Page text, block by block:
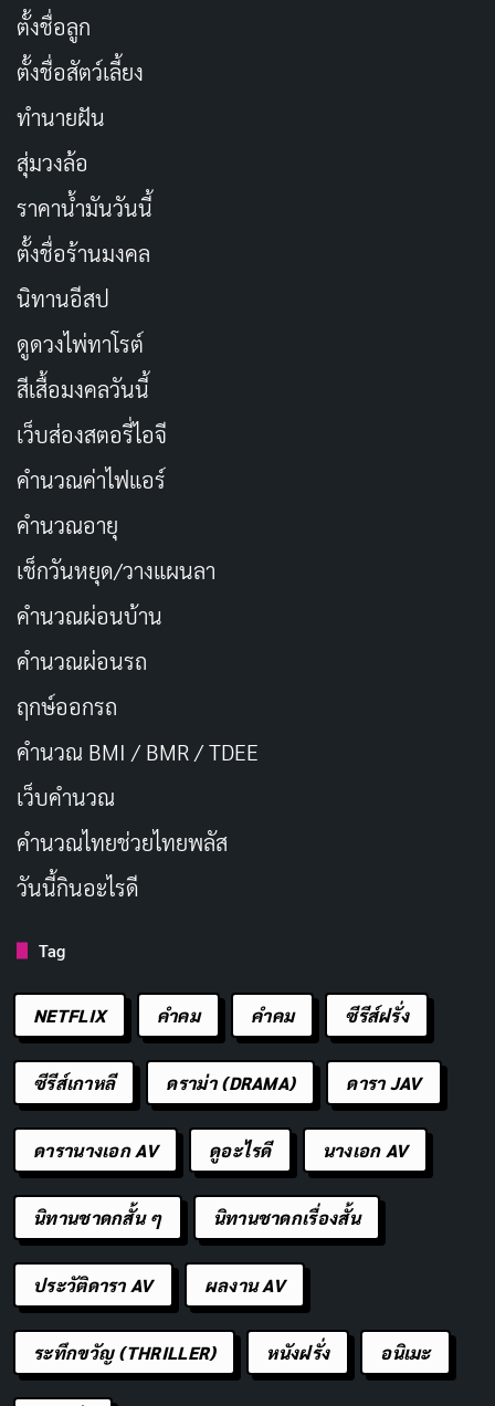
เขาในบท Charles Guiteau เต็มไปด้วยความตลกขบขันแต่
ก็น่าสงสารในเวลาเดียวกัน เขาถ่ายทอดความเป็นคนที่ถูก
หลอกให้เชื่อว่าตัวเองใกล้จะได้รับการยอมรับและความยิ่ง
ใหญ่ แต่ความจริงแล้วเขาไม่เคยมีโอกาสเลย ฉากที่เขาต้อง
พบกับ Garfield และพยายามขอตำแหน่งงาน ทำให้เราเห็น
ความสิ้นหวังและความบ้าคลั่งที่ค่อยๆ เพิ่มขึ้นในตัวของเขา
Michael Shannon
ความเป็นคนดี มีความฉลาด และมีหลักการที่แน่วแน่ เขา
แต่เมื่อได้รับเลือกแล้วก็พยายามทำหน้าที่อย่างเต็มที่เพื่อ
ปฏิรูประบบราชการและกำจัดความทุจริตคอร์รัปชัน
Shannon ซึ่งอายุ 49 ปีขณะถ่ายทำ ซึ่งเท่ากับอายุของ
ความสมจริงมากขึ้น เขาบอกว่าการแสดงในซีรีส์เรื่องนี้
ทำให้เขาได้เรียนรู้ประวัติศาสตร์แบบที่ไม่เคยรู้สึกสนใจ
ตอนเรียนหนังสือ
Nick Offermanที่เคยสร้างชื่อจาก Parks and Recreation
และ The Last of Us กลับมาด้วยบทบาท
ประธานาธิบดี Chester Arthur
และหยาบคาย แต่กลับค่อยๆ พัฒนาจิตสำนึกในตัวเองเมื่อ
เวลาผ่านไป การแสดงของ Offerman เต็มไปด้วยพลังและ
อารมณ์ขันที่ทำให้ตัวละครนี้น่าจดจำ แม้ว่าในซีรีส์จะทำให้
Arthur ดูเหมือน Bluto Blutarsky ในโลกการเมือง ที่ชอบ
ตะโกนว่า “ดนตรี!” แต่ก็มีความลึกซึ้งในตัวละครที่ทำให้เรา
รู้สึกเห็นใจ
Shea Whigham
บทวุฒิสมาชิก Roscoe Conklingแสดงได้อย่างยอดเยี่ยม
ในฐานะสัญลักษณ์ของความเน่าเปื่อยในระบบสถาบัน เขา
แต่งตัวเหมือน Willy Wonka และมีท่าทีที่โอ้อวดจนน่าขัน
และน่าเกลียดในเวลาเดียวกัน การแสดงของ Whigham เป็น
หนึ่งในไฮไลท์ของซีรีส์เรื่องนี้
ประธานาธิบดี แสดงได้อย่างน่าประทับใจในฐานะผู้หญิงที่
แข็งแกร่งและรอบรู้ เธอเป็นหนึ่งในคนแรกที่เห็นอันตรายที่
จะเกิดขึ้นกับสามีของเธอ และพยายามปกป้องครอบครัว
ของเธออย่างเต็มที่ ฉากที่เธอเข้าเยี่ยม Guiteau ในคุกหลัง
จากที่สามีของเธอเสียชีวิตเป็นหนึ่งในฉากที่ทรงพลังที่สุดใน
ซีรีส์
ตั้งชื่อลูก
ตั้งชื่อสัตว์เลี้ยง
ทำนายฝัน
สุ่มวงล้อ
ราคาน้ำมันวันนี้
ตั้งชื่อร้านมงคล
นิทานอีสป
ดูดวงไพ่ทาโรต์
สีเสื้อมงคลวันนี้
เว็บส่องสตอรี่ไอจี
คำนวณค่าไฟแอร์
คำนวณอายุ
เช็กวันหยุด/วางแผนลา
คำนวณผ่อนบ้าน
คำนวณผ่อนรถ
ฤกษ์ออกรถ
คำนวณ BMI / BMR / TDEE
เว็บคํานวณ
คํานวณไทยช่วยไทยพลัส
วันนี้กินอะไรดี
Tag
NETFLIX คำคม คําคม ซีรีส์ฝรั่ง
ซีรีส์เกาหลี ดราม่า (DRAMA) ดารา JAV
ดารานางเอก AV ดูอะไรดี นางเอก AV
นิทานชาดกสั้น ๆ นิทานชาดกเรื่องสั้น
ประวัติดารา AV ผลงาน AV
ระทึกขวัญ (THRILLER) หนังฝรั่ง อนิเมะ